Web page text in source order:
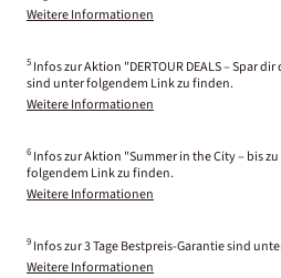
Weitere Informationen
5 Infos zur Aktion "DERTOUR DEALS – Spar
sind unter folgendem Link zu finden.
Weitere Informationen
6 Infos zur Aktion "Summer in the City – bis
folgendem Link zu finden.
Weitere Informationen
9 Infos zur 3 Tage Bestpreis-Garantie sind
Weitere Informationen